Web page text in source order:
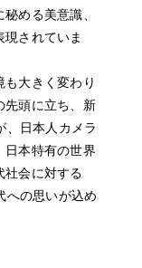
める美意識、
されていま
大きく変わり
先頭に立ち、新
、日本人カメラ
日本特有の世界
社会に対する
への思いが込め